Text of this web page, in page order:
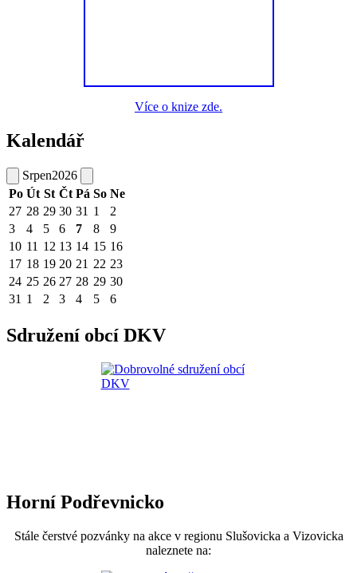
Více o knize zde.
Kalendář
Srpen2026
Po Út St Čt Pá So Ne
27 28 29 30 31 1
2
3
4 5 6 7 8
9
10 11 12 13 14 15 16
17 18 19 20 21 22 23
24 25 26 27 28 29 30
31 1 2 3 4 5 6
Sdružení obcí DKV
Horní Podřevnicko
Stále čerstvé pozvánky na akce v regionu Slušovicka a Vizovicka
naleznete na: